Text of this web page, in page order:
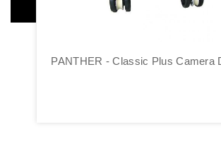
PANTHER - Classic Plus Camera